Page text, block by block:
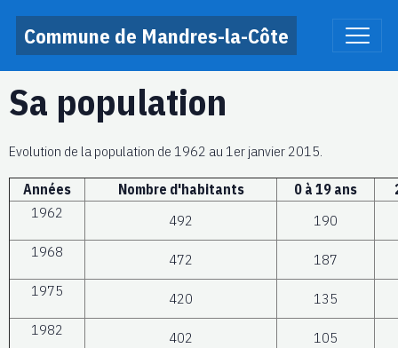
Commune de Mandres-la-Côte
Sa population
Evolution de la population de 1962 au 1er janvier 2015.
Années Nombre d'habitants 0 à 19 ans
1962
492
190
1968
472
187
1975
420
135
1982
402
105